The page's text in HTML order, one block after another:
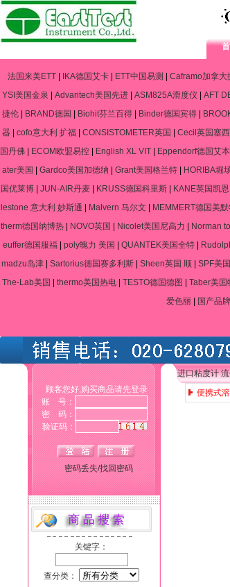
法国来美ETT| IKA德国艾卡| ETT中国易测 Caframo加拿大
YSI美国金泉
Advantech美国先进 ASM825A滑度仪 AFT
捷伦
BRAND德国 Biohit芬兰百得 Binder德国宾得
器
cofo意大利 扩福 CONSISTOMETER英国 Cecil英国塞
国丹佛
ECOM欧盟易控 English XL VIT Eppendorf德国艾
ater美国
Gardco美国加德纳 Grant美国格兰特 HORIBA堀
国优莱博| JUN-AIR丹麦| KRUSS德国科里斯| KANE英国凯恩
lestone 意大利 妙斯通
Malvern 马尔文 MEMMERT德国美默
therm德国纳博热
NOVO英国 Nicolet美国尼高力 Norman
euffer德国服福
poly魄力 美国 QUANTEK美国全特
madzu岛津| Sartorius德国赛多利斯| Sheen英国 顺| SPF美
The-Lab美国
thermo美国热电 TESTO德国德图 Taber美国
爱色丽
国产品牌
顾客您好,购买商品请先登录
账 号：
密 码：
验证码：
密码丢失/找回密码
关键字：
查分类：
进口粘度计
便携式